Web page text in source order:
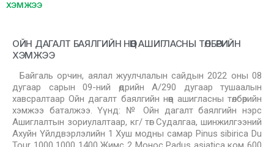
ХЭМЖЭЭ
ОЙН ДАГАЛТ БАЯЛГИЙН НӨӨЦ АШИГЛАСНЫ ТӨЛБӨРИЙН
ХЭМЖЭЭ
Байгаль орчин, аялал жуулчлалын сайдын 2022 оны 08
дугаар сарын 09-ний өдрийн А/290 дугаар тушаалын
хавсралтаар Ойн дагалт баялгийн нөөц ашигласны төлбөрийн
хэмжээ баталжээ. Үүнд: № Ойн дагалт баялгийн нэрс
Ашиглалтын зориулалтаар, кг/ төг Судалгаа, шинжилгээний
Ахуйн Үйлдвэрлэлийн 1 Хуш модны самар Pinus sibirica Du